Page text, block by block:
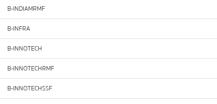
B-INDIAMRMF
B-INFRA
B-INNOTECH
B-INNOTECHRMF
B-INNOTECHSSF